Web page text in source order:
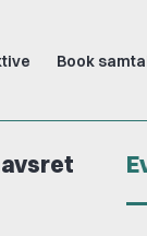
Book